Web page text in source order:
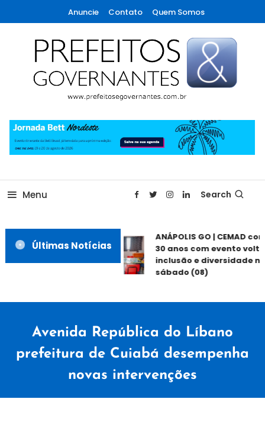
To
Content
Anuncie Contato Quem Somos
Prefeitos & Governantes
Menu Search
Últimas Notícias
ANÁPOLIS GO | CEMAD
30 anos com evento
inclusão e diversidade
sábado (08)
Avenida República do Líbano
prefeitura de Cuiabá desempenha
novas intervenções